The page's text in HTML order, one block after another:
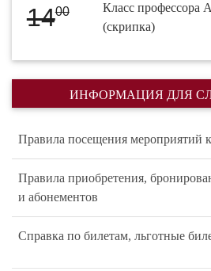
1400
Класс профессора
(скрипка)
ИНФОРМАЦИЯ ДЛЯ
Правила посещения мероприятий
Правила приобретения,
и абонементов
Справка по билетам, льготные